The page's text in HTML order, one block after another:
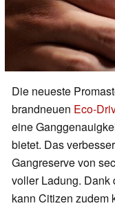
Die neueste
brandneuen Eco-
eine
bietet. Das
Gangreserve von
voller Ladung. Dank
kann Citizen zudem